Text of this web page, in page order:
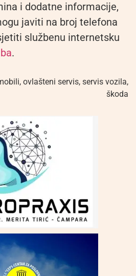
i dodatne informacije,
javiti na broj telefona
službenu internetsku
.
, ovlašteni servis, servis vozila,
škoda